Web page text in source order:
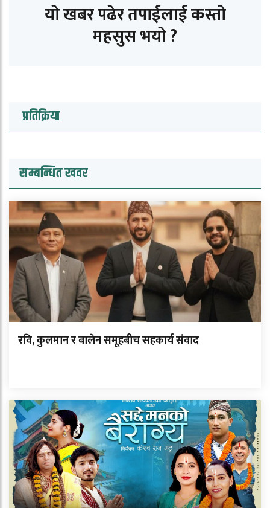
यो खबर पढेर तपाईलाई कस्तो
महसुस भयो ?
प्रतिक्रिया
सम्बन्धित खवर
रवि, कुलमान र बालेन समूहबीच सहकार्य संवाद